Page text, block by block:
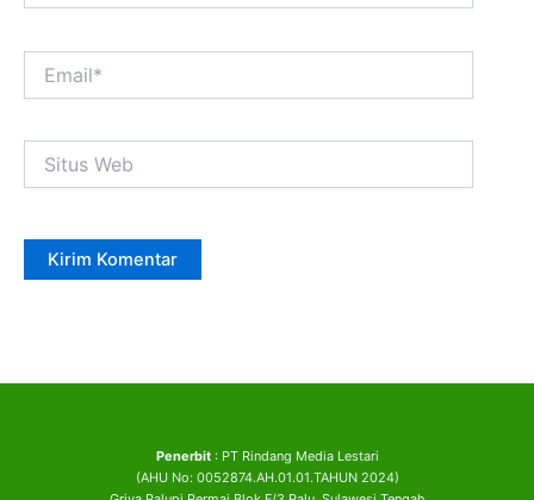
Web
Penerbit: PT Rindang Media Lestari
(AHU No: 0052874.AH.01.01.TAHUN 2024)